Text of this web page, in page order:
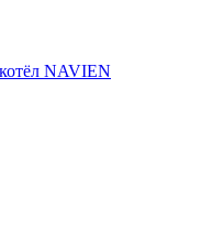
NAVIEN